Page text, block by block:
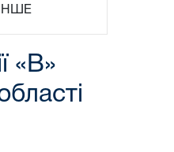
ІНШЕ
«В»